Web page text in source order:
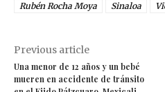
Rubén Rocha Moya
Sinaloa
Previous article
Una menor de 12 años y un bebé
mueren en accidente de tránsito